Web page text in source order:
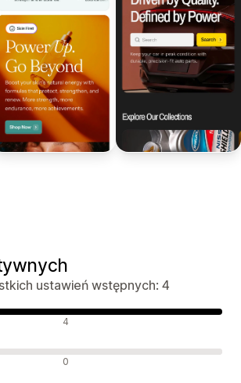
ustawień wstępnych: 4
4
0